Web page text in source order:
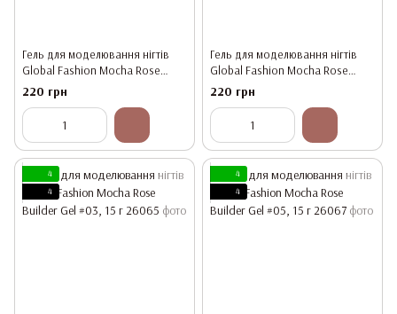
Гель для моделювання нігтів
Global Fashion Mocha Rose
Builder Gel #01, 15 г
220 грн
Гель для моделювання нігтів
Global Fashion Mocha Rose
Builder Gel #02, 15 г
220 грн
4
4
4
4